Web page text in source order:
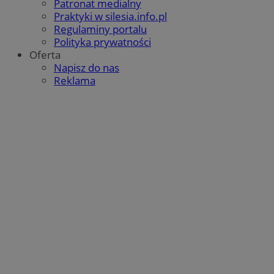
Patronat medialny
Praktyki w silesia.info.pl
Regulaminy portalu
Polityka prywatności
Oferta
Napisz do nas
Reklama